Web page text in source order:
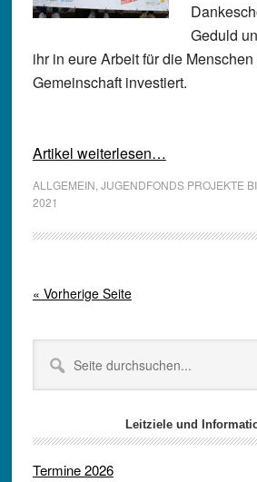
Geduld
ihr in eure Arbeit für die
Gemeinschaft investiert.
Artikel weiterlesen…
ALLGEMEIN JUGENDFONDS PROJEKTE
2021
« Vorherige Seite
Seitenspalte
durchsuchen...
Leitziele und
Termine 2026